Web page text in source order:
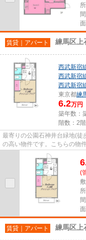
賃貸｜アパート 練馬区上
西武新宿
西武新宿
西武新宿
東京都練
6.2万円
築年数：
階数：2
最寄りの公園石神井台緑地(徒
の高い物件です。こちらの物
近くにあり、移動範囲も広がり
(
賃貸｜アパート 練馬区上